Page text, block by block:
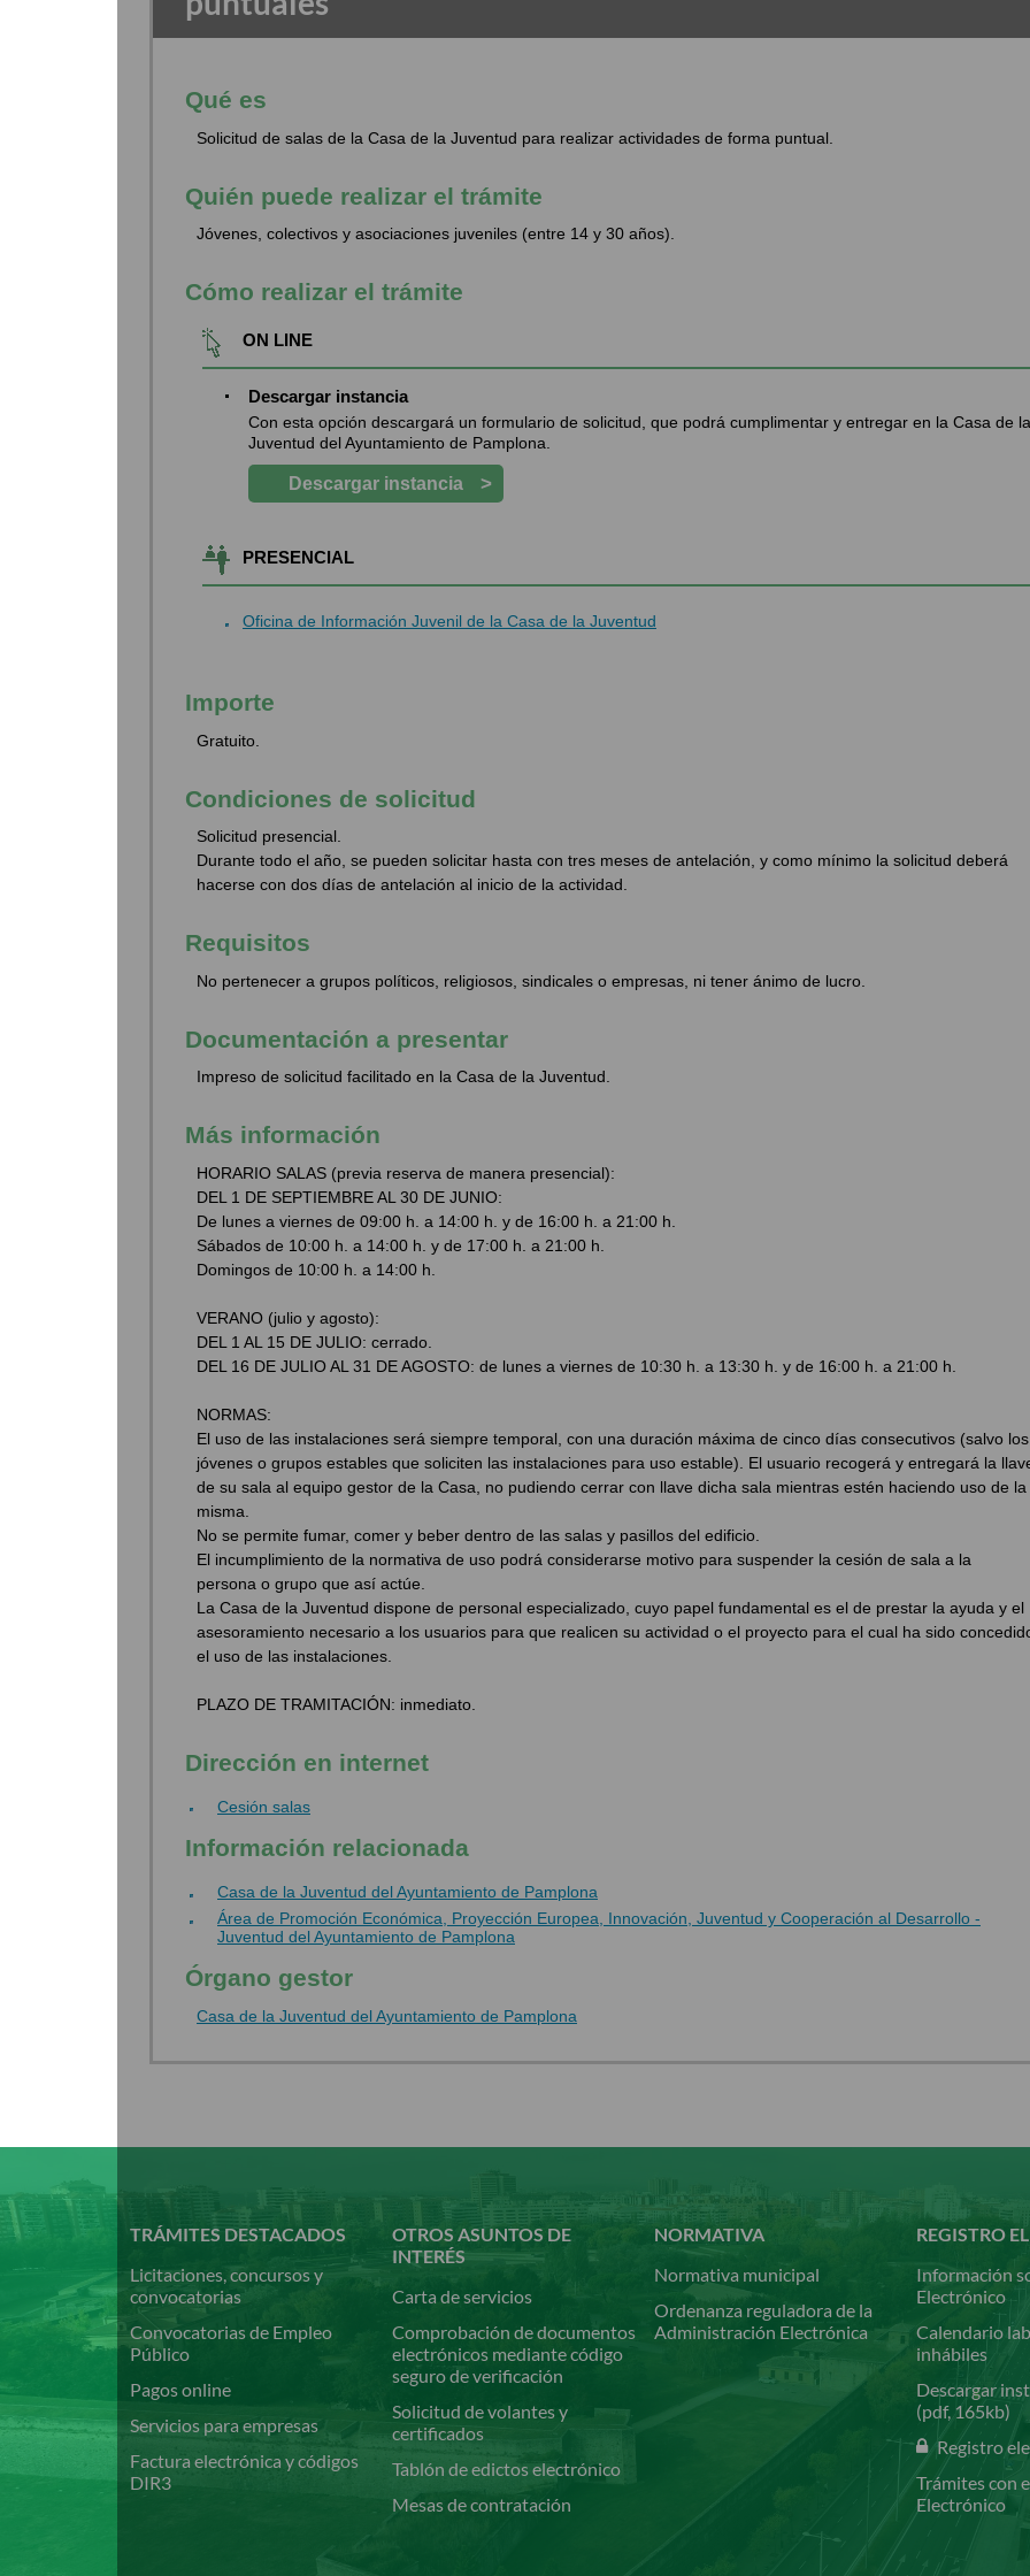
Qué es
Solicitud de salas de la Casa de la Juventud para realizar actividades de forma puntual.
Quién puede realizar el trámite
Jóvenes, colectivos y asociaciones juveniles (entre 14 y 30 años).
Cómo realizar el trámite
ON LINE
Descargar instancia
Con esta opción descargará un formulario de solicitud, que podrá cumplimentar y entregar en la Casa de la
Juventud del Ayuntamiento de Pamplona.
Descargar instancia >
PRESENCIAL
Oficina de Información Juvenil de la Casa de la Juventud
Importe
Gratuito.
Condiciones de solicitud
Solicitud presencial.
Durante todo el año, se pueden solicitar hasta con tres meses de antelación, y como mínimo la solicitud deberá
hacerse con dos días de antelación al inicio de la actividad.
Requisitos
No pertenecer a grupos políticos, religiosos, sindicales o empresas, ni tener ánimo de lucro.
Documentación a presentar
Impreso de solicitud facilitado en la Casa de la Juventud.
Más información
HORARIO SALAS (previa reserva de manera presencial):
DEL 1 DE SEPTIEMBRE AL 30 DE JUNIO:
De lunes a viernes de 09:00 h. a 14:00 h. y de 16:00 h. a 21:00 h.
Sábados de 10:00 h. a 14:00 h. y de 17:00 h. a 21:00 h.
Domingos de 10:00 h. a 14:00 h.
VERANO (julio y agosto):
DEL 1 AL 15 DE JULIO: cerrado.
DEL 16 DE JULIO AL 31 DE AGOSTO: de lunes a viernes de 10:30 h. a 13:30 h. y de 16:00 h. a 21:00 h.
NORMAS:
El uso de las instalaciones será siempre temporal, con una duración máxima de cinco días consecutivos (salvo los
jóvenes o grupos estables que soliciten las instalaciones para uso estable). El usuario recogerá y entregará la
de su sala al equipo gestor de la Casa, no pudiendo cerrar con llave dicha sala mientras estén haciendo uso de la
misma.
No se permite fumar, comer y beber dentro de las salas y pasillos del edificio.
El incumplimiento de la normativa de uso podrá considerarse motivo para suspender la cesión de sala a la
persona o grupo que así actúe.
La Casa de la Juventud dispone de personal especializado, cuyo papel fundamental es el de prestar la ayuda y el
asesoramiento necesario a los usuarios para que realicen su actividad o el proyecto para el cual ha sido
el uso de las instalaciones.
PLAZO DE TRAMITACIÓN: inmediato.
Dirección en internet
Cesión salas
Información relacionada
Casa de la Juventud del Ayuntamiento de Pamplona
Área de Promoción Económica, Proyección Europea, Innovación, Juventud y Cooperación al Desarrollo -
Juventud del Ayuntamiento de Pamplona
Órgano gestor
Casa de la Juventud del Ayuntamiento de Pamplona
contenido
principal
TRÁMITES DESTACADOS
Licitaciones, concursos y
convocatorias
Convocatorias de Empleo
Público
Pagos online
Servicios para empresas
Factura electrónica y códigos
DIR3
OTROS ASUNTOS DE
INTERÉS
Carta de servicios
Comprobación de documentos
electrónicos mediante código
seguro de verificación
Solicitud de volantes y
certificados
Tablón de edictos electrónico
Mesas de contratación
NORMATIVA
Normativa municipal
Ordenanza reguladora de la
Administración Electrónica
REGISTRO
Información
Electrónico
Calendario
inhábiles
Descargar
(pdf, 165kb)
Registro
Trámites con
Electrónico